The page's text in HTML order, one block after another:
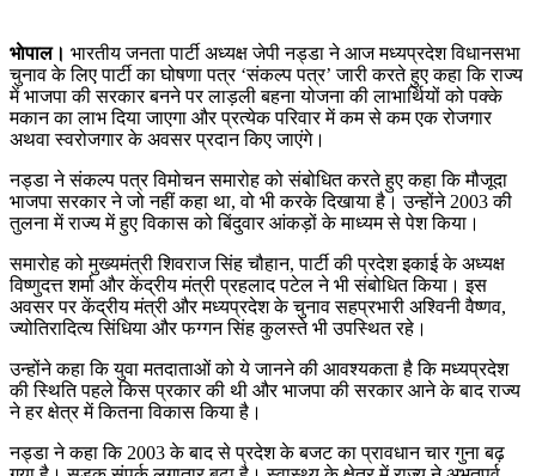
भाेपाल। भारतीय जनता पार्टी अध्यक्ष जेपी नड्डा ने आज मध्यप्रदेश विधानसभा
चुनाव के लिए पार्टी का घोषणा पत्र ‘संकल्प पत्र’ जारी करते हुए कहा कि राज्य
में भाजपा की सरकार बनने पर लाड़ली बहना योजना की लाभार्थियों को पक्के
मकान का लाभ दिया जाएगा और प्रत्येक परिवार में कम से कम एक रोजगार
अथवा स्वरोजगार के अवसर प्रदान किए जाएंगे।
नड्डा ने संकल्प पत्र विमोचन समारोह को संबोधित करते हुए कहा कि मौजूदा
भाजपा सरकार ने जो नहीं कहा था, वो भी करके दिखाया है। उन्होंने 2003 की
तुलना में राज्य में हुए विकास को बिंदुवार आंकड़ों के माध्यम से पेश किया।
समारोह को मुख्यमंत्री शिवराज सिंह चौहान, पार्टी की प्रदेश इकाई के अध्यक्ष
विष्णुदत्त शर्मा और केंद्रीय मंत्री प्रहलाद पटेल ने भी संबोधित किया। इस
अवसर पर केंद्रीय मंत्री और मध्यप्रदेश के चुनाव सहप्रभारी अश्विनी वैष्णव,
ज्योतिरादित्य सिंधिया और फग्गन सिंह कुलस्ते भी उपस्थित रहे।
उन्होंने कहा कि युवा मतदाताओं को ये जानने की आवश्यकता है कि मध्यप्रदेश
की स्थिति पहले किस प्रकार की थी और भाजपा की सरकार आने के बाद राज्य
ने हर क्षेत्र में कितना विकास किया है।
नड्डा ने कहा कि 2003 के बाद से प्रदेश के बजट का प्रावधान चार गुना बढ़